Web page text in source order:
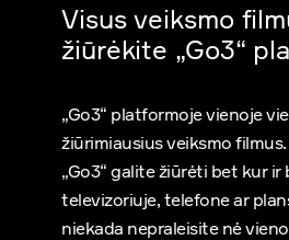
Visus veiksmo
žiūrėkite „Go3“
„Go3“ platformoje vienoje
žiūrimiausius veiksmo
„Go3“ galite žiūrėti bet kur ir
televizoriuje, telefone ar
niekada nepraleisite nė